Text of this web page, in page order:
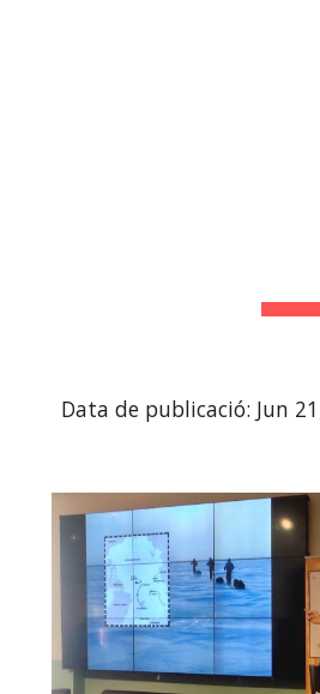
Data de publicació: Jun